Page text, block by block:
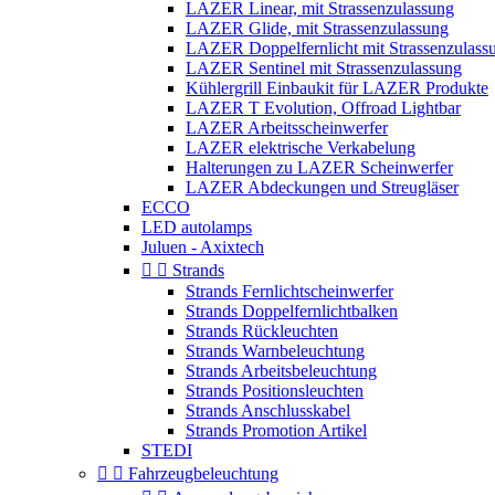
LAZER Linear, mit Strassenzulassung
LAZER Glide, mit Strassenzulassung
LAZER Doppelfernlicht mit
LAZER Sentinel mit Strassenzulassung
Kühlergrill Einbaukit für LAZER Produkte
LAZER T Evolution, Offroad Lightbar
LAZER Arbeitsscheinwerfer
LAZER elektrische Verkabelung
Halterungen zu LAZER Scheinwerfer
LAZER Abdeckungen und Streugläser
ECCO
LED autolamps
Juluen - Axixtech
  Strands
Strands Fernlichtscheinwerfer
Strands Doppelfernlichtbalken
Strands Rückleuchten
Strands Warnbeleuchtung
Strands Arbeitsbeleuchtung
Strands Positionsleuchten
Strands Anschlusskabel
Strands Promotion Artikel
STEDI
  Fahrzeugbeleuchtung